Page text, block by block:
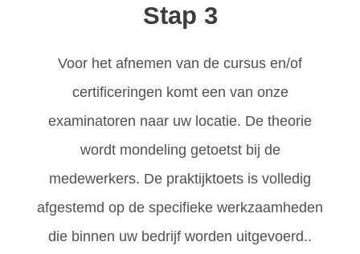
Stap 3
Voor het afnemen van de cursus en/of
certificeringen komt een van onze
examinatoren naar uw locatie. De theorie
wordt mondeling getoetst bij de
medewerkers. De praktijktoets is volledig
afgestemd op de specifieke werkzaamheden
die binnen uw bedrijf worden uitgevoerd..